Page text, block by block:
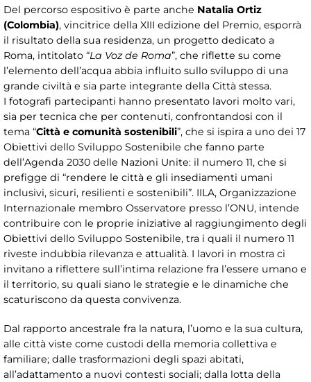
Del percorso espositivo è parte anche Natalia Ortiz
(Colombia), vincitrice della XIII edizione del Premio, esporrà
il risultato della sua residenza, un progetto dedicato a
Roma, intitolato “La Voz de Roma”, che riflette su come
l’elemento dell’acqua abbia influito sullo sviluppo di una
grande civiltà e sia parte integrante della Città stessa.
I fotografi partecipanti hanno presentato lavori molto vari,
sia per tecnica che per contenuti, confrontandosi con il
tema “Città e comunità sostenibili”, che si ispira a uno dei 17
Obiettivi dello Sviluppo Sostenibile che fanno parte
dell’Agenda 2030 delle Nazioni Unite: il numero 11, che si
prefigge di “rendere le città e gli insediamenti umani
inclusivi, sicuri, resilienti e sostenibili”. IILA, Organizzazione
Internazionale membro Osservatore presso l’ONU, intende
contribuire con le proprie iniziative al raggiungimento degli
Obiettivi dello Sviluppo Sostenibile, tra i quali il numero 11
riveste indubbia rilevanza e attualità. I lavori in mostra ci
invitano a riflettere sull’intima relazione fra l’essere umano e
il territorio, su quali siano le strategie e le dinamiche che
scaturiscono da questa convivenza.
Dal rapporto ancestrale fra la natura, l’uomo e la sua cultura,
alle città viste come custodi della memoria collettiva e
familiare; dalle trasformazioni degli spazi abitati,
all’adattamento a nuovi contesti sociali; dalla lotta della